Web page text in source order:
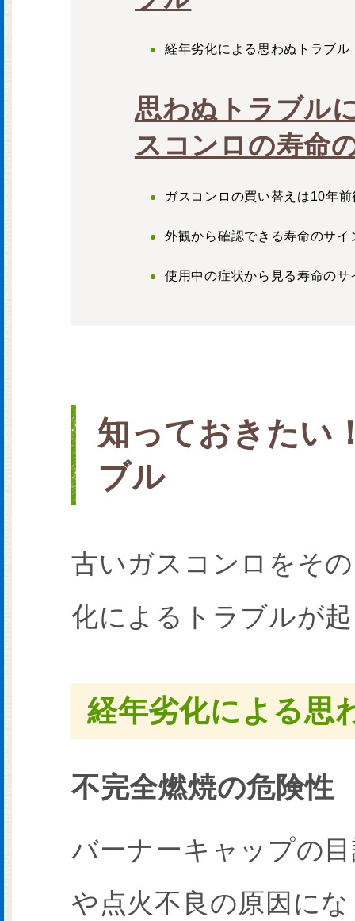
経年劣化による思わぬトラブル
思わぬトラブル
スコンロの寿命
ガスコンロの買い替えは10年
外観から確認できる寿命のサイ
使用中の症状から見る寿命のサ
知っておきたい
ブル
古いガスコンロをそ
化によるトラブルが
経年劣化による思
不完全燃焼の危険性
バーナーキャップの
や点火不良の原因に